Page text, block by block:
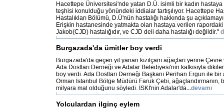
Hacettepe Üniversitesi'nde yatan D.Ü. isimli bir kadın hastaya
teşhisi konulduğu yönündeki iddialar tartışılıyor. Hacettepe
Hastalıkları Bölümü, D.Ü'nün hastalığı hakkında şu
Erişkin hastanesinde yatmakta olan hastaya verilen rapordaki
Jakob(CJD) hastalığıdır, ve CJD deli daha hastalığı değildir."
Burgazada'da ümitler boy verdi
Burgazada'da geçen yıl yanan kızılçam ağaçları yerine Çevre
Ada Dostları Derneği ve Adalar Belediyesi'nin katkısıyla
boy verdi. Ada Dostları Derneği Başkanı Perihan Ergun ile
Orman İstanbul Bölge Müdürü Faruk Çebi, ağaçlandırmanın,
milyara mal olduğunu söyledi. İSKİ'nin Adalar'da...devamı
Yolculardan ilginç eylem